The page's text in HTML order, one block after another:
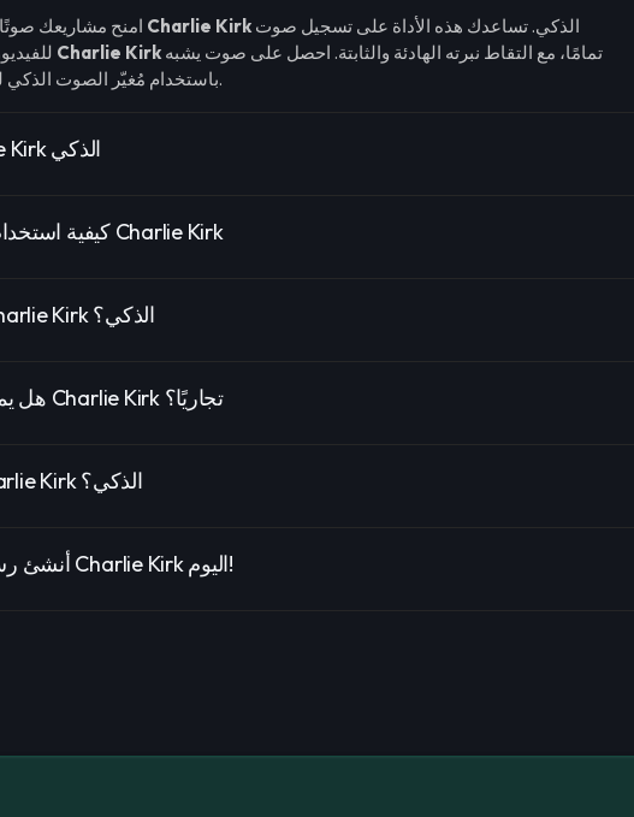
Charlie Kirk
Charlie Kirk تمامًا، مع التقاط نبرته الهادئة والثابتة. احصل على صوت يشبه
باستخدام مُغيّر الصوت الذكي للمشاهير.
ميزات صوت Charlie Kirk الذكي
كيفية استخدام مولد الصوت الذكي Charlie Kirk
ما مدى دقة صوت Charlie Kirk الذكي؟
هل يمكنني استخدام صوت Charlie Kirk تجاريًا؟
لماذا تختار صوت Charlie Kirk الذكي؟
أنشئ رسائل صوتية مخصصة Charlie Kirk اليوم!